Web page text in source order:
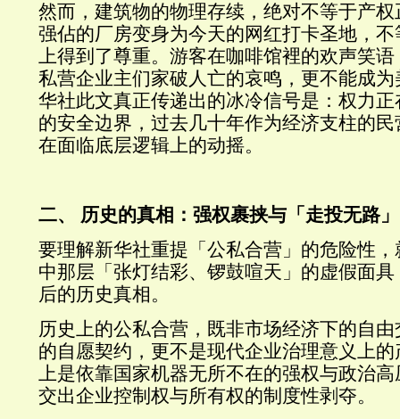
然而，建筑物的物理存续，绝对不等于产
强佔的厂房变身为今天的网红打卡圣地，
上得到了尊重。游客在咖啡馆裡的欢声笑
私营企业主们家破人亡的哀鸣，更不能成
华社此文真正传递出的冰冷信号是：权力
的安全边界，过去几十年作为经济支柱的
在面临底层逻辑上的动摇。
二、 历史的真相：强权裹挟与「走投无路
要理解新华社重提「公私合营」的危险性
中那层「张灯结彩、锣鼓喧天」的虚假面
后的历史真相。
历史上的公私合营，既非市场经济下的自
的自愿契约，更不是现代企业治理意义上
上是依靠国家机器无所不在的强权与政治
交出企业控制权与所有权的制度性剥夺。